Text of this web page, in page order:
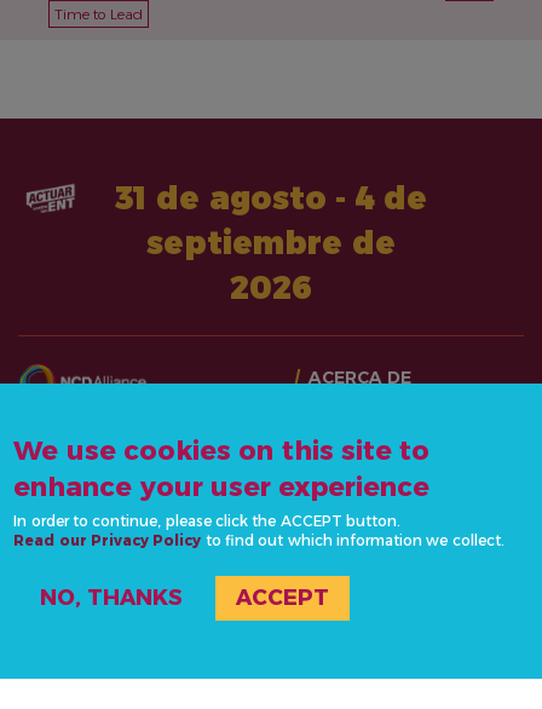
Time to Lead
31 de agosto - 4 de
septiembre de
2026
info@actonncds.org
www.ncdalliance.org
ACERCA DE
NOTICIAS Y RECURSOS
RECURSOS
EVENTOS
POLÍTICA DE
PRIVACIDAD
We use cookies on this site to
enhance your user experience
In order to continue, please click the ACCEPT button.
Read our Privacy Policy to find out which information we collect.
NO, THANKS ACCEPT